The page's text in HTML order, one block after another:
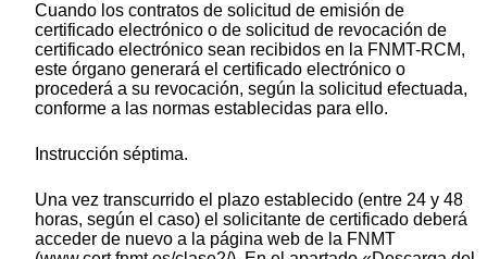
Cuando los contratos de solicitud de emisión de
certificado electrónico o de solicitud de revocación de
certificado electrónico sean recibidos en la FNMT-RCM,
este órgano generará el certificado electrónico o
procederá a su revocación, según la solicitud efectuada,
conforme a las normas establecidas para ello.
Instrucción séptima.
Una vez transcurrido el plazo establecido (entre 24 y 48
horas, según el caso) el solicitante de certificado deberá
acceder de nuevo a la página web de la FNMT